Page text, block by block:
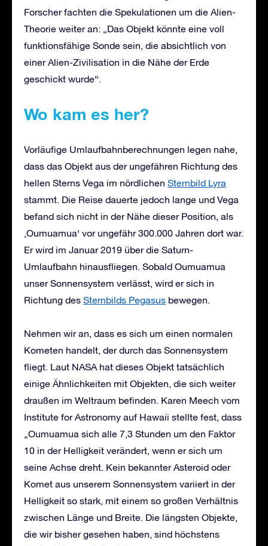
Forscher fachten die Spekulationen um die Alien-
Theorie weiter an: „Das Objekt könnte eine voll
funktionsfähige Sonde sein, die absichtlich von
einer Alien-Zivilisation in die Nähe der Erde
geschickt wurde“.
Wo kam es her?
Vorläufige Umlaufbahnberechnungen legen nahe,
dass das Objekt aus der ungefähren Richtung des
hellen Sterns Vega im nördlichen Sternbild Lyra
stammt. Die Reise dauerte jedoch lange und Vega
befand sich nicht in der Nähe dieser Position, als
‚Oumuamua‘ vor ungefähr 300.000 Jahren dort war.
Er wird im Januar 2019 über die Saturn-
Umlaufbahn hinausfliegen. Sobald Oumuamua
unser Sonnensystem verlässt, wird er sich in
Richtung des Sternbilds Pegasus bewegen.
Nehmen wir an, dass es sich um einen normalen
Kometen handelt, der durch das Sonnensystem
fliegt. Laut NASA hat dieses Objekt tatsächlich
einige Ähnlichkeiten mit Objekten, die sich weiter
draußen im Weltraum befinden. Karen Meech vom
Institute for Astronomy auf Hawaii stellte fest, dass
„Oumuamua sich alle 7,3 Stunden um den Faktor
10 in der Helligkeit verändert, wenn er sich um
seine Achse dreht. Kein bekannter Asteroid oder
Komet aus unserem Sonnensystem variiert in der
Helligkeit so stark, mit einem so großen Verhältnis
zwischen Länge und Breite. Die längsten Objekte,
die wir bisher gesehen haben, sind höchstens